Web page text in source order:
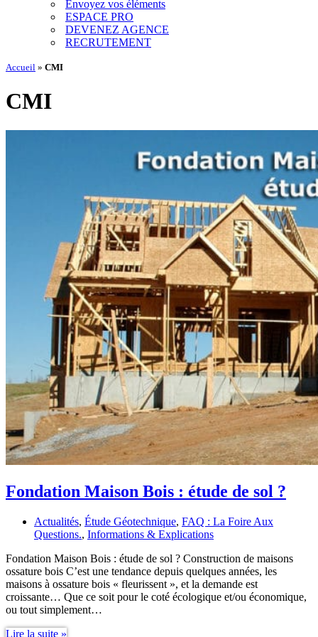
Envoyez vos éléments
ESPACE PRO
DEVENEZ AGENCE
RECRUTEMENT
Accueil » CMI
CMI
Fondation Maison Bois : étude de sol ?
Actualités, Étude Géotechnique, FAQ : La Foire Aux
Questions., Informations & Explications
Fondation Maison Bois : étude de sol ? Construction de maisons
ossature bois C’est une tendance depuis quelques années, les
maisons à ossature bois « fleurissent », et la demande est
croissante… Que ce soit pour le coté écologique et/ou économique,
ou tout simplement…
Lire la suite »